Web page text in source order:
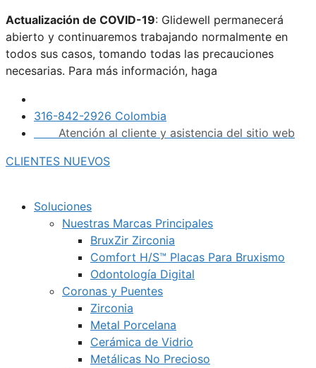
Saltar
al
contenido
Actualización de COVID-19: Glidewell permanecerá
abierto y continuaremos trabajando normalmente en
todos sus casos, tomando todas las precauciones
necesarias. Para más información, haga
316-842-2926 Colombia
Atención al cliente y asistencia del sitio web
CLIENTES NUEVOS
Soluciones
Nuestras Marcas Principales
BruxZir Zirconia
Comfort H/S™ Placas Para Bruxismo
Odontología Digital
Coronas y Puentes
Zirconia
Metal Porcelana
Cerámica de Vidrio
Metálicas No Precioso